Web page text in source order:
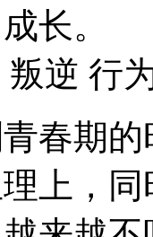
长。
逆 行
春期
上，